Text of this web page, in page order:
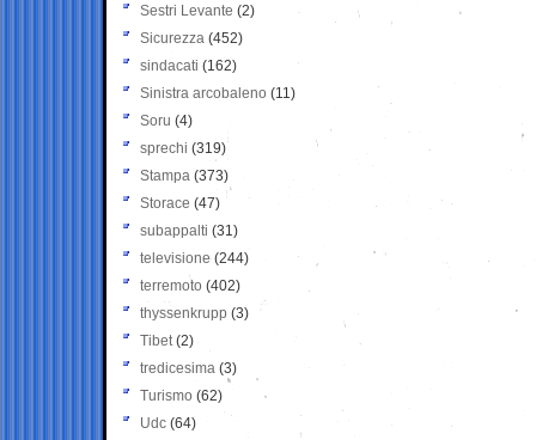
Sestri Levante (2)
Sicurezza (452)
sindacati (162)
Sinistra arcobaleno (11)
Soru (4)
sprechi (319)
Stampa (373)
Storace (47)
subappalti (31)
televisione(244)
terremoto (402)
thyssenkrupp (3)
Tibet(2)
tredicesima (3)
Turismo (62)
Udc (64)